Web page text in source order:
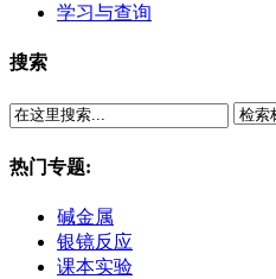
学习与查询
搜索
热门专题:
碱金属
银镜反应
课本实验